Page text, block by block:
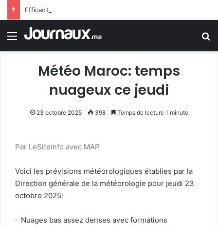
Menu
Météo Maroc: temps
nuageux ce jeudi
23 octobre 2025 398 Temps de lecture 1 minute
Par LeSiteinfo avec MAP
Voici les prévisions météorologiques établies par la
Direction générale de la météorologie pour jeudi 23
octobre 2025:
– Nuages bas assez denses avec formations